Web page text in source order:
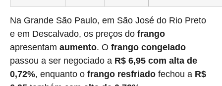
Na Grande São Paulo, em São José do Rio Preto
e em Descalvado, os preços do frango
apresentam aumento. O frango congelado
passou a ser negociado a R$ 6,95 com alta de
0,72%, enquanto o frango resfriado fechou a R$